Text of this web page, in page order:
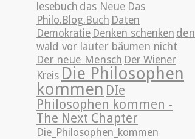
lesebuch das Neue Das
Philo.Blog.Buch Daten
Demokratie Denken schenken den
wald vor lauter bäumen nicht
Der neue Mensch Der Wiener
Kreis Die Philosophen
kommen DIe
Philosophen kommen -
The Next Chapter
Die_Philosophen_kommen